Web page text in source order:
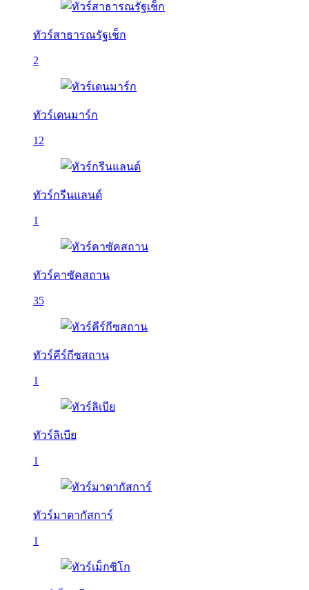
ทัวร์สาธารณรัฐเช็ก
2
ทัวร์เดนมาร์ก
12
ทัวร์กรีนแลนด์
1
ทัวร์คาซัคสถาน
35
ทัวร์คีร์กีซสถาน
1
ทัวร์ลิเบีย
1
ทัวร์มาดากัสการ์
1